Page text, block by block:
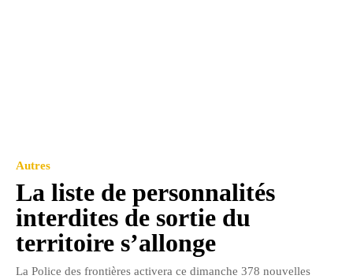
Autres
La liste de personnalités
interdites de sortie du
territoire s’allonge
La Police des frontières activera ce dimanche 378 nouvelles